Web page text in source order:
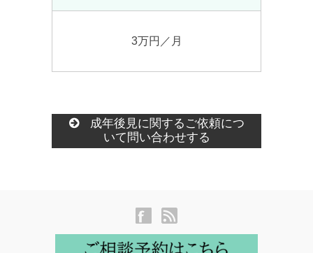
3万円／月
成年後見に関するご依頼につ
いて問い合わせする